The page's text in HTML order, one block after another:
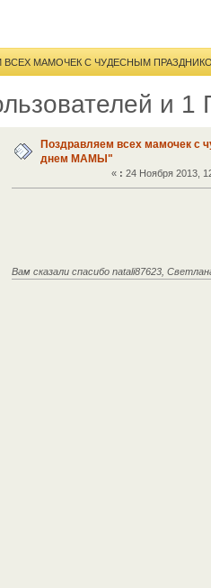
ВСЕХ МАМОЧЕК С ЧУДЕСНЫМ
и 1
Поздравляем всех мамочек с
днем МАМЫ"
« : 24 Ноября 2013,
Вам сказали спасибо natali87623,